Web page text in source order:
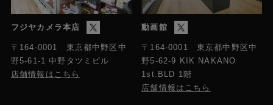
フジヤカメラ本店
〒164-0001 東京都中野区中
野5-61-1 中野タツミビル
店舗情報はこちら
動画館
〒164-0001 東京都中野区中
野5-62-9 KIK NAKANO
1st.BLD 1階
店舗情報はこちら